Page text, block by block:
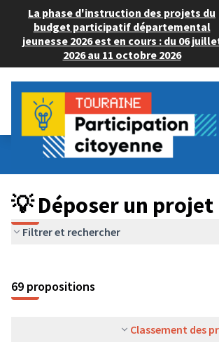
La phase d'instruction des projets du
budget participatif départemental
jeunesse 2026 est en cours : du 06
2026 au 11 octobre 2026
Budget Participatif ADULTE 2024
💡 Déposer un projet
💡 Déposer un projet
Filtrer et rechercher
69 propositions
Classement des